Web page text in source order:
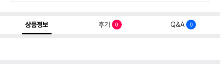
상품정보 후기 0 Q&A 0